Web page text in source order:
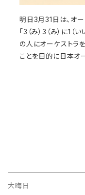
明日3月31日は、オ
「3（み）3（み）に1
の人にオーケストラ
ことを目的に日本オ
大晦日